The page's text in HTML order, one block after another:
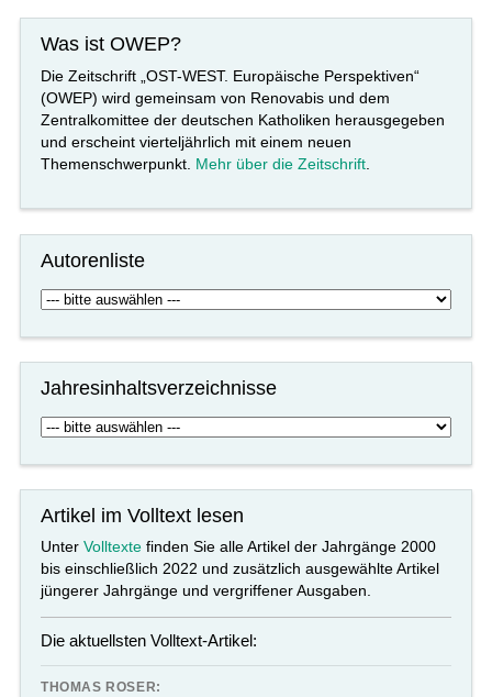
Was ist OWEP?
Die Zeitschrift „OST-WEST. Europäische Perspektiven“
(OWEP) wird gemeinsam von Renovabis und dem
Zentralkomittee der deutschen Katholiken herausgegeben
und erscheint vierteljährlich mit einem neuen
Themenschwerpunkt. Mehr über die Zeitschrift
Autorenliste
Jahresinhaltsverzeichnisse
Artikel im Volltext lesen
UnterVolltexte finden Sie alle Artikel der Jahrgänge 2000
bis einschließlich 2022 und zusätzlich ausgewählte Artikel
jüngerer Jahrgänge und vergriffener Ausgaben.
Die aktuellsten Volltext-Artikel:
THOMAS ROSER: